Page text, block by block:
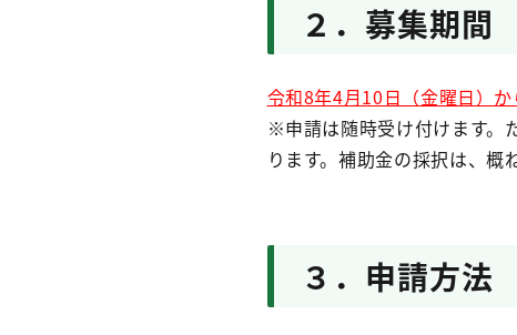
２．募集期間
令和8年4月10日（金曜日）
※申請は随時受け付けます。
ります。補助金の採択は、概
３．申請方法